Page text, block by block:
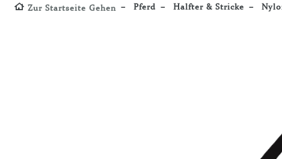
Zur Startseite Gehen Pferd Halfter & Stricke